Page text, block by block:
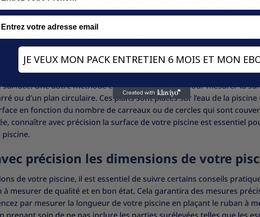
de votre piscine en utilisant un ruban à mesurer. Assurez-vous de
plus éloigné de chaque côté de la piscine. Pour les piscines
pour obtenir la surface totale. Cependant, si votre piscine a une
sections plus petites et calculer la surface de chaque section
de toutes les sections pour obtenir la surface totale de votre
avec des formes complexes, il peut être nécessaire de faire appel
Une autre méthode couramment utilisée pour mesurer la
ou d’un plan circulaire. Ces plans sont placés sur l’eau de la piscine
en fonction du nombre de carreaux ou de cercles qui sont
connaître avec précision la surface de votre piscine est essentiel
précision les dimensions de votre
de votre piscine, il est essentiel de suivre certains conseils
à mesurer de qualité et en bon état. Cela garantira des mesures
par mesurer la longueur de votre piscine en plaçant le ruban à
JE VEUX MON PACK ENTRETIEN 6 MOIS ET MON